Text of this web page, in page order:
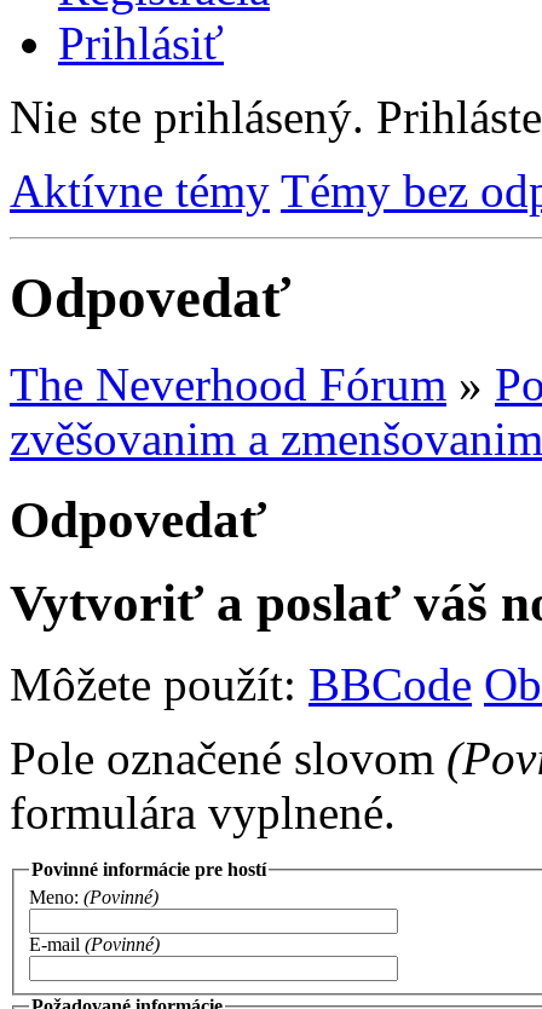
Prihlásiť
Nie ste prihlásený.
Aktívne témy Témy bez
Odpovedať
The Neverhood Fórum »
zvěšovanim a zmenšovanim
Odpovedať
Vytvoriť a poslať váš
Môžete použít: BBCode
Pole označené slovom
formulára vyplnené.
Povinné informácie pre hostí
Meno: (Povinné)
E-mail (Povinné)